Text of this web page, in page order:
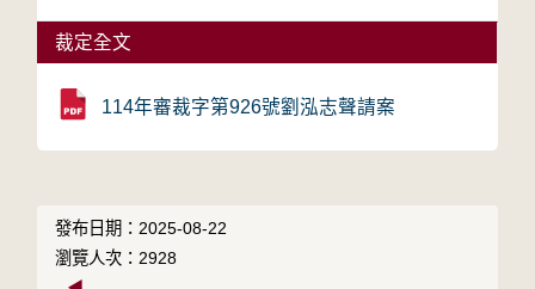
裁定全文
114年審裁字第926號劉泓志聲請案
發布日期：2025-08-22
瀏覽人次：2928